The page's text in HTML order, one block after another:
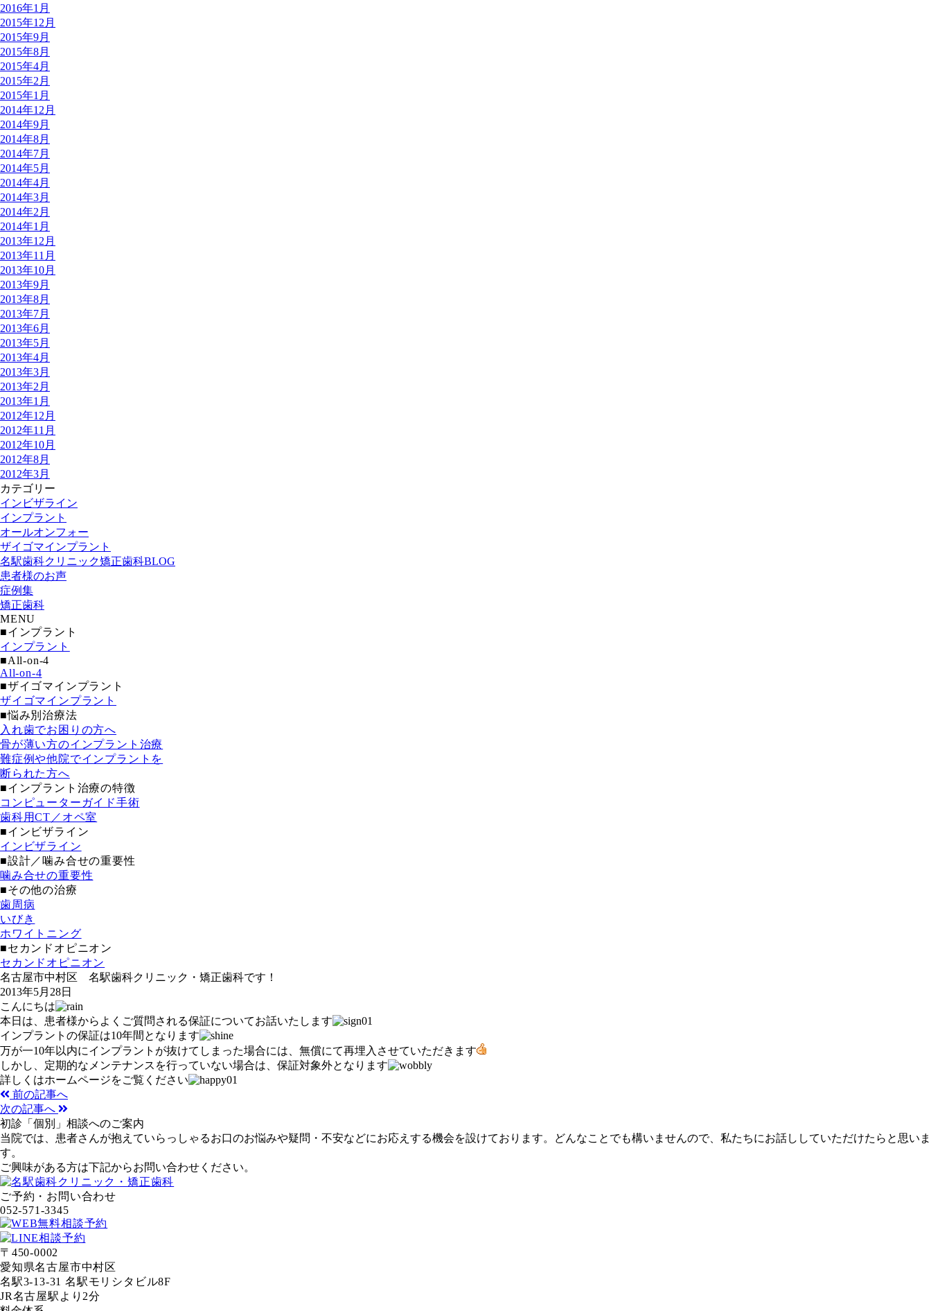
2016年1月
2015年12月
2015年9月
2015年8月
2015年4月
2015年2月
2015年1月
2014年12月
2014年9月
2014年8月
2014年7月
2014年5月
2014年4月
2014年3月
2014年2月
2014年1月
2013年12月
2013年11月
2013年10月
2013年9月
2013年8月
2013年7月
2013年6月
2013年5月
2013年4月
2013年3月
2013年2月
2013年1月
2012年12月
2012年11月
2012年10月
2012年8月
2012年3月
カテゴリー
インビザライン
インプラント
オールオンフォー
ザイゴマインプラント
名駅歯科クリニック矯正歯科BLOG
患者様のお声
症例集
矯正歯科
MENU
■インプラント
インプラント
■All-on-4
All-on-4
■ザイゴマインプラント
ザイゴマインプラント
■悩み別治療法
入れ歯でお困りの方へ
骨が薄い方のインプラント治療
難症例や他院でインプラントを
断られた方へ
■インプラント治療の特徴
コンピューターガイド手術
歯科用CT／オペ室
■インビザライン
インビザライン
■設計／噛み合せの重要性
噛み合せの重要性
■その他の治療
歯周病
いびき
ホワイトニング
■セカンドオピニオン
セカンドオピニオン
名古屋市中村区 名駅歯科クリニック・矯正歯科です！
2013年5月28日
こんにちは
本日は、患者様からよくご質問される保証についてお話いたします
インプラントの保証は10年間となります
万が一10年以内にインプラントが抜けてしまった場合には、無償にて再埋入させていただきます
しかし、定期的なメンテナンスを行っていない場合は、保証対象外となります
詳しくはホームページをご覧ください
前の記事へ
次の記事へ
初診「個別」相談へのご案内
当院では、患者さんが抱えていらっしゃるお口のお悩みや疑問・不安などにお応えする機会を設けております。どんなことでも構いませんので、私たちにお話ししていただけたらと思いま
す。
ご興味がある方は下記からお問い合わせください。
ご予約・お問い合わせ
052-571-3345
〒450-0002
愛知県名古屋市中村区
名駅3-13-31 名駅モリシタビル8F
JR名古屋駅より2分